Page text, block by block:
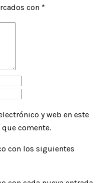
con *
y web en este
comente.
con los siguientes